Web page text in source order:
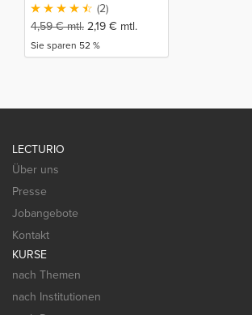
(2)
4,59€mtl. 2,19 € mtl.
Sie sparen 52 %
LECTURIO
Über uns
Presse
Jobangebote
Kontakt
KURSE
nach Themen
nach Institutionen